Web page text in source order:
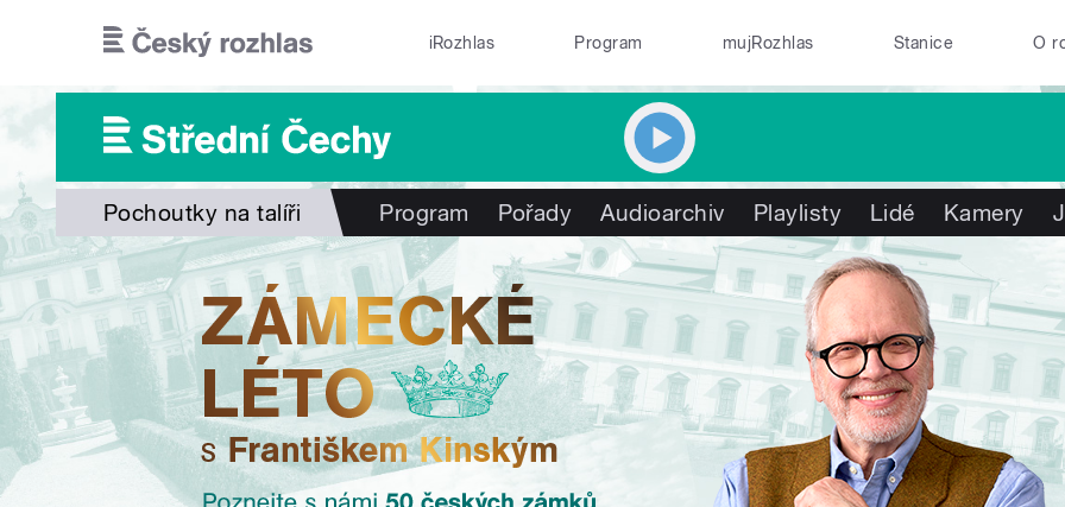
iRozhlas Program mujRozhlas Stanice O
Pochoutky na talíři Program Pořady Audioarchiv Playlisty Lidé Kamery